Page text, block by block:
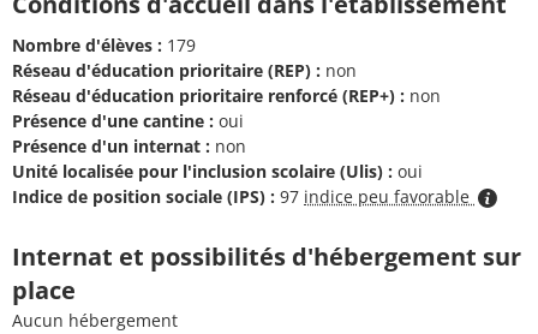
Nombre d'élèves : 179
Réseau d'éducation prioritaire (REP) : non
Réseau d'éducation prioritaire renforcé (REP+) : non
Présence d'une cantine : oui
Présence d'un internat : non
Unité localisée pour l'inclusion scolaire (Ulis) : oui
Indice de position sociale (IPS) : 97 indice peu favorable
Internat et possibilités d'hébergement sur
place
Aucun hébergement